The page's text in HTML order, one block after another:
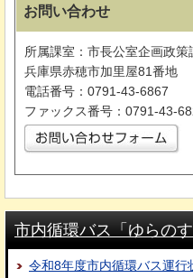
お問い合わせ
所属課室：市長公室企画政策
兵庫県赤穂市加里屋81番地
電話番号：0791-43-6867
ファックス番号：0791-43-
市内循環バス「ゆらの
令和8年度市内循環バス運行